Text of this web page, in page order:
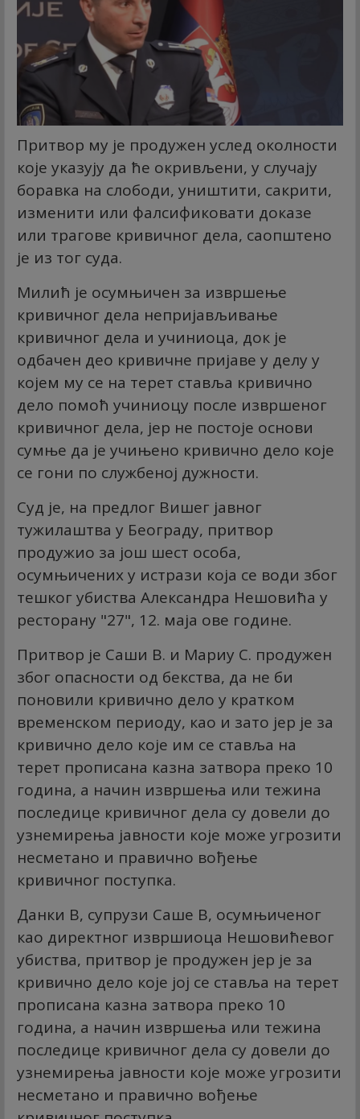
Притвор му је продужен услед околности
које указују да ће окривљени, у случају
боравка на слободи, уништити, сакрити,
изменити или фалсификовати доказе
или трагове кривичног дела, саопштено
је из тог суда.
Милић је осумњичен за извршење
кривичног дела непријављивање
кривичног дела и учиниоца, док је
одбачен део кривичне пријаве у делу у
којем му се на терет ставља кривично
дело помоћ учиниоцу после извршеног
кривичног дела, јер не постоје основи
сумње да је учињено кривично дело које
се гони по службеној дужности.
Суд је, на предлог Вишег јавног
тужилаштва у Београду, притвор
продужио за још шест особа,
осумњичених у истрази која се води због
тешког убиства Александра Нешовића у
ресторану "27", 12. маја ове године.
Притвор је Саши В. и Мариу С. продужен
због опасности од бекства, да не би
поновили кривично дело у кратком
временском периоду, као и зато јер је за
кривично дело које им се ставља на
терет прописана казна затвора преко 10
година, а начин извршења или тежина
последице кривичног дела су довели до
узнемирења јавности које може угрозити
несметано и правично вођење
кривичног поступка.
Данки В, супрузи Саше В, осумњиченог
као директног извршиоца Нешовићевог
убиства, притвор је продужен јер је за
кривично дело које јој се ставља на терет
прописана казна затвора преко 10
година, а начин извршења или тежина
последице кривичног дела су довели до
узнемирења јавности које може угрозити
несметано и правично вођење